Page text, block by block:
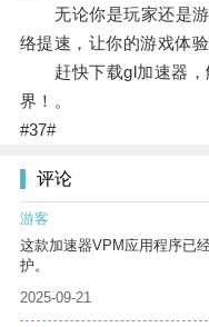
无论你是玩家还是游
络提速，让你的游戏体验
赶快下载gl加速器，
界！。
#37#
评论
游客
这款加速器VPM应用程序已
护。
2025-09-21